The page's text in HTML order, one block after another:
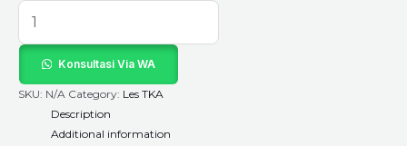
Konsultasi Via WA
SKU: N/A Category: Les TKA
Description
Additional information